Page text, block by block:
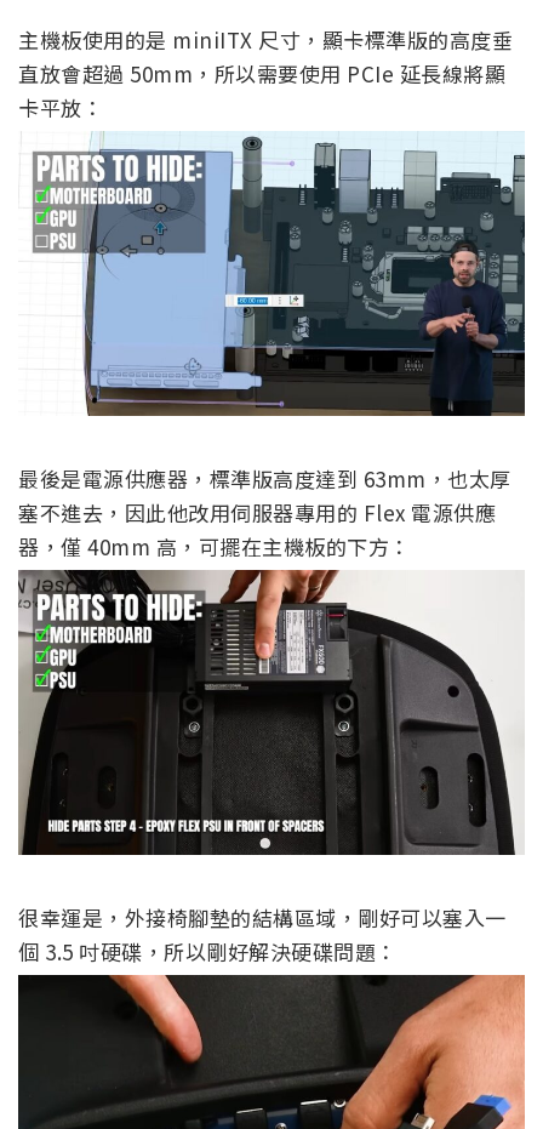
主機板使用的是 miniITX 尺寸，顯卡標準版的高度垂
直放會超過 50mm，所以需要使用 PCIe 延長線將顯
卡平放：
最後是電源供應器，標準版高度達到 63mm，也太厚
塞不進去，因此他改用伺服器專用的 Flex 電源供應
器，僅 40mm 高，可擺在主機板的下方：
很幸運是，外接椅腳墊的結構區域，剛好可以塞入一
個 3.5 吋硬碟，所以剛好解決硬碟問題：